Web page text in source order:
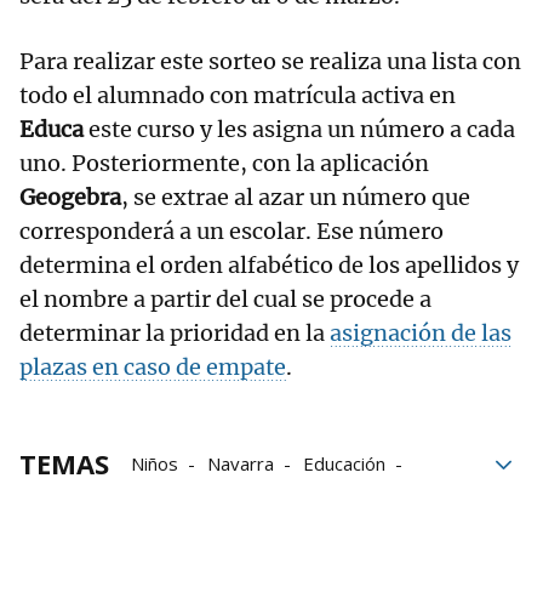
Para realizar este sorteo se realiza una lista con
todo el alumnado con matrícula activa en
Educaeste curso y les asigna un número a cada
uno. Posteriormente, con la aplicación
Geogebra, se extrae al azar un número que
corresponderá a un escolar. Ese número
determina el orden alfabético de los apellidos y
el nombre a partir del cual se procede a
determinar la prioridad en laasignación de las
plazas en caso de empate.
TEMAS Niños Navarra
Educación